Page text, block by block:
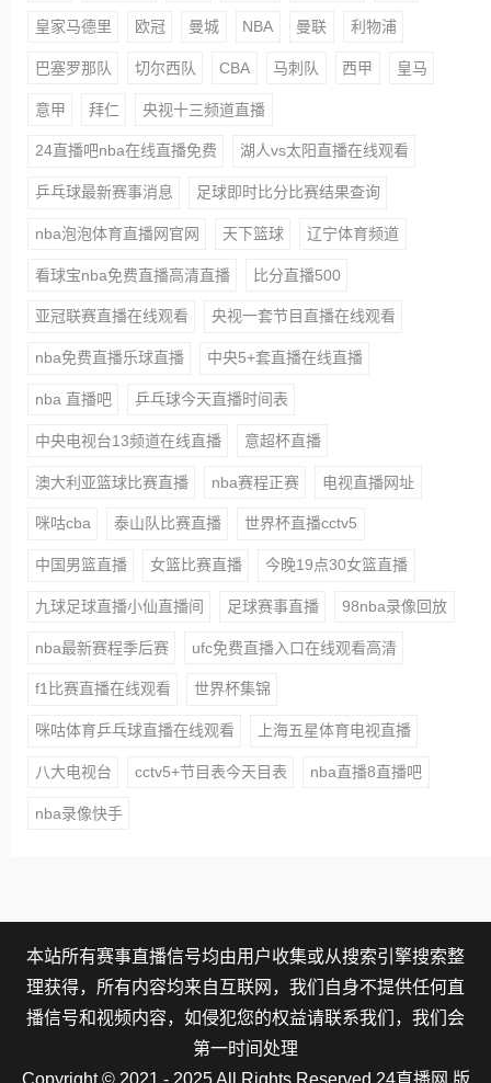
皇家马德里 欧冠 曼城 NBA 曼联 利物浦
巴塞罗那队 切尔西队 CBA 马刺队 西甲 皇马
意甲 拜仁 央视十三频道直播
24直播吧nba在线直播免费 湖人vs太阳直播在线观看
乒乓球最新赛事消息 足球即时比分比赛结果查询
nba泡泡体育直播网官网 天下篮球 辽宁体育频道
看球宝nba免费直播高清直播 比分直播500
亚冠联赛直播在线观看 央视一套节目直播在线观看
nba免费直播乐球直播 中央5+套直播在线直播
nba 直播吧 乒乓球今天直播时间表
中央电视台13频道在线直播 意超杯直播
澳大利亚篮球比赛直播 nba赛程正赛 电视直播网址
咪咕cba 泰山队比赛直播 世界杯直播cctv5
中国男篮直播 女篮比赛直播 今晚19点30女篮直播
九球足球直播小仙直播间 足球赛事直播 98nba录像回放
nba最新赛程季后赛 ufc免费直播入口在线观看高清
f1比赛直播在线观看 世界杯集锦
咪咕体育乒乓球直播在线观看 上海五星体育电视直播
八大电视台 cctv5+节目表今天目表 nba直播8直播吧
nba录像快手
本站所有赛事直播信号均由用户收集或从搜索引擎搜索整
理获得，所有内容均来自互联网，我们自身不提供任何直
播信号和视频内容，如侵犯您的权益请联系我们，我们会
第一时间处理